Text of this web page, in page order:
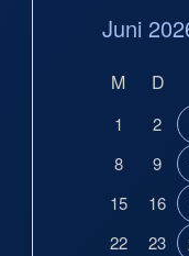
M D
1 2
8
9
15
16
22
23